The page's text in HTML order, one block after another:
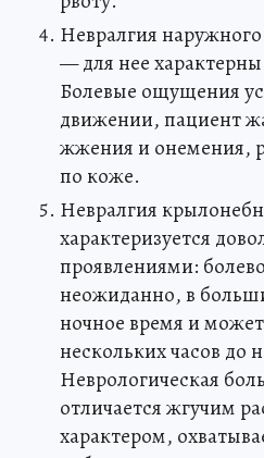
Невралгия
— для нее
Болевые ощущения
движении, пациент
жжения и онемения,
по коже.
Невралгия
характеризуется
проявлениями:
неожиданно, в
ночное время и
нескольких часов до
Неврологическая
отличается жгучим
характером,